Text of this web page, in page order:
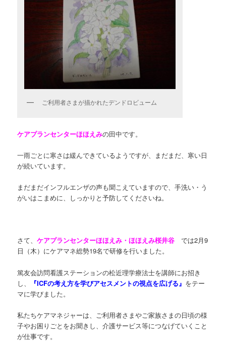
ご利用者さまが描かれたデンドロビューム
ケアプランセンターほほえみの田中です。
一雨ごとに寒さは緩んできているようですが、まだまだ、寒い日
が続いています。
まだまだインフルエンザの声も聞こえていますので、手洗い・う
がいはこまめに、しっかりと予防してくださいね。
さて、ケアプランセンターほほえみ・ほほえみ桜井谷
では2月9
日（木）にケアマネ総勢19名で研修を行いました。
篤友会訪問看護ステーションの松近理学療法士を講師にお招き
し、
『ICFの考え方を学びアセスメントの視点を広げる』 をテー
マに学びました。
私たちケアマネジャーは、ご利用者さまやご家族さまの日頃の様
子やお困りごとをお聞きし、介護サービス等につなげていくこと
が仕事です。